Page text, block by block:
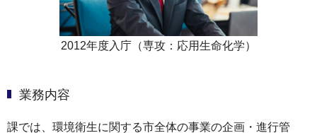
2012年度入庁（専攻：応用生命化学）
業務内容
課では、環境衛生に関する市全体の事業の企画・進行管